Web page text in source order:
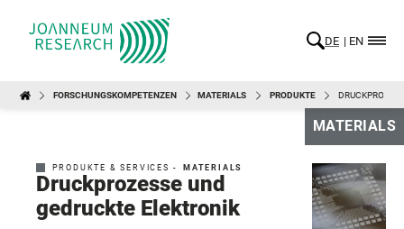
DE EN
FORSCHUNGSKOMPETENZEN MATERIALS PRODUKTE
MATERIALS
PRODUKTE & SERVICES - MATERIALS
Druckprozesse und
gedruckte Elektronik